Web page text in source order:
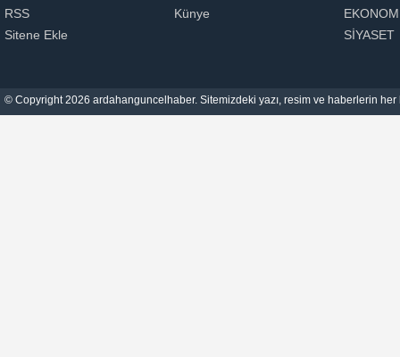
RSS
Sitene Ekle
Künye
SİYASET
© Copyright 2026 ardahanguncelhaber. Sitemizdeki yazı, resim ve haberlerin her